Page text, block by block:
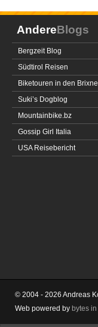
AndereBlogs
Bergzeit Blog
Südtirol Reisen
Biketouren in den
Suki’s Dogblog
Mountainbike.bz
Gossip Girl Italia
USA Reisebericht
© 2004 - 2026 Andreas
Web powered by bytes